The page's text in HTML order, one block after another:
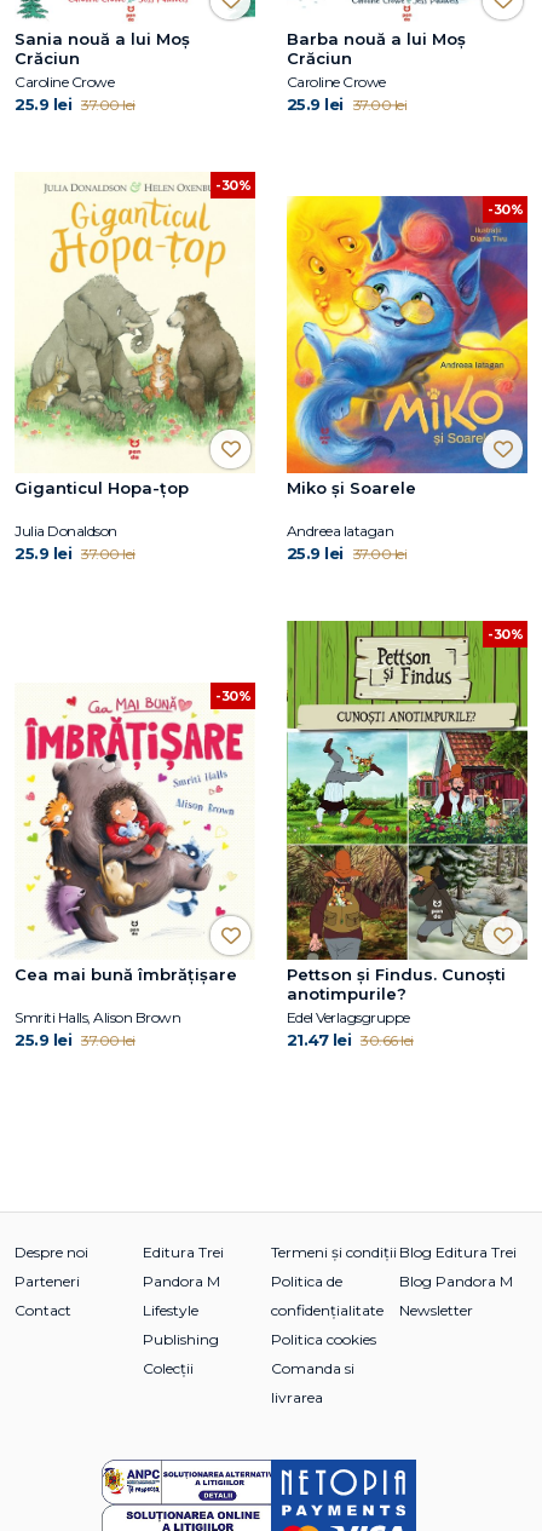
Sania nouă a lui Moș
Crăciun
Caroline Crowe
25.9 lei 37.00 lei
Barba nouă a lui Moș
Crăciun
Caroline Crowe
25.9 lei 37.00 lei
-30%
Giganticul Hopa-țop
Julia Donaldson
25.9 lei 37.00 lei
-30%
Miko și Soarele
Andreea Iatagan
25.9 lei 37.00 lei
-30%
Cea mai bună îmbrățișare
Smriti Halls, Alison Brown
25.9 lei 37.00 lei
-30%
Pettson și Findus. Cunoști
anotimpurile?
Edel Verlagsgruppe
21.47 lei 30.66 lei
Despre noi
Parteneri
Contact
Editura Trei
Pandora M
Lifestyle
Publishing
Colecții
Termeni și condiții
Politica de
confidențialitate
Politica cookies
Comanda si
livrarea
Blog Editura Trei
Blog Pandora M
Newsletter